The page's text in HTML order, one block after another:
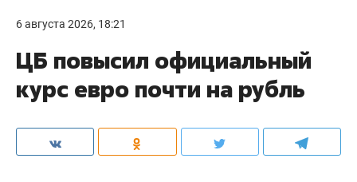
6 августа 2026, 18:21
ЦБ повысил официальный
курс евро почти на рубль